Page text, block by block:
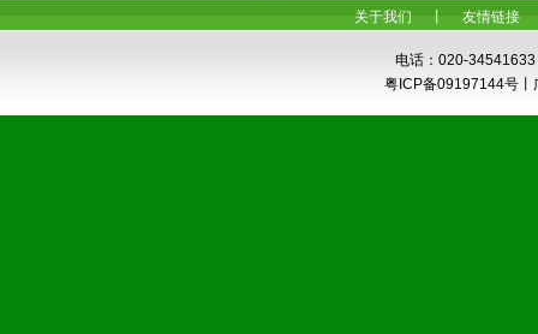
关于我们 友情链接
电话：020-
粤ICP备09197144号